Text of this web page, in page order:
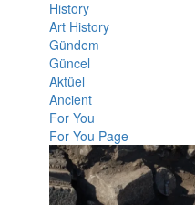
History
Art History
Gündem
Güncel
Aktüel
Ancient
For You
For You Page